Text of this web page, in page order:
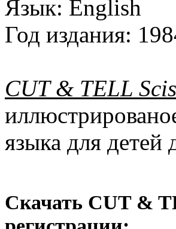
Язык: English
Год издания:
CUT & TELL
языка для детей
Скачать CUT &